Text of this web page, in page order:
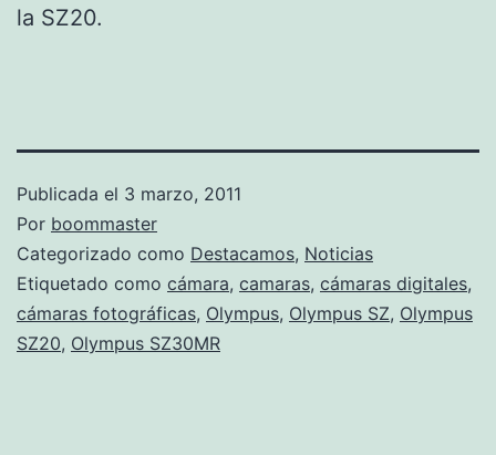
la SZ20.
Publicada el 3 marzo, 2011
Por boommaster
Categorizado como Destacamos, Noticias
Etiquetado como cámara, camaras, cámaras digitales,
cámaras fotográficas, Olympus, Olympus SZ, Olympus
SZ20, Olympus SZ30MR